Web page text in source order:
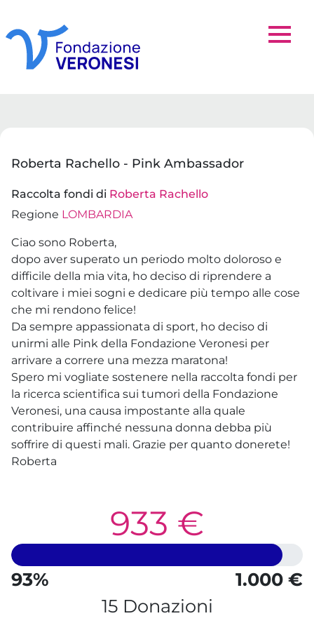
Roberta Rachello - Pink Ambassador
Raccolta fondi di Roberta Rachello
Regione LOMBARDIA
Ciao sono Roberta,
dopo aver superato un periodo molto doloroso e
difficile della mia vita, ho deciso di riprendere a
coltivare i miei sogni e dedicare più tempo alle cose
che mi rendono felice!
Da sempre appassionata di sport, ho deciso di
unirmi alle Pink della Fondazione Veronesi per
arrivare a correre una mezza maratona!
Spero mi vogliate sostenere nella raccolta fondi per
la ricerca scientifica sui tumori della Fondazione
Veronesi, una causa impostante alla quale
contribuire affinché nessuna donna debba più
soffrire di questi mali. Grazie per quanto donerete!
Roberta
933 €
93%
1.000 €
15 Donazioni